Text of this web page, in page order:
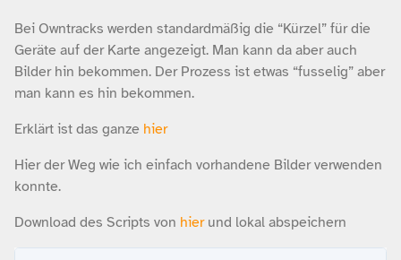
Bei Owntracks werden standardmäßig die “Kürzel” für die
Geräte auf der Karte angezeigt. Man kann da aber auch
Bilder hin bekommen. Der Prozess ist etwas “fusselig” aber
man kann es hin bekommen.
Erklärt ist das ganze hier
Hier der Weg wie ich einfach vorhandene Bilder verwenden
konnte.
Download des Scripts von hierund lokal abspeichern